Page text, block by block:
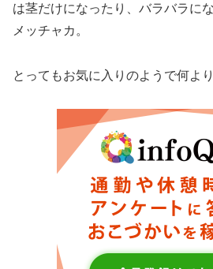
は茎だけになったり、バラバラに
メッチャカ。
とってもお気に入りのようで何より